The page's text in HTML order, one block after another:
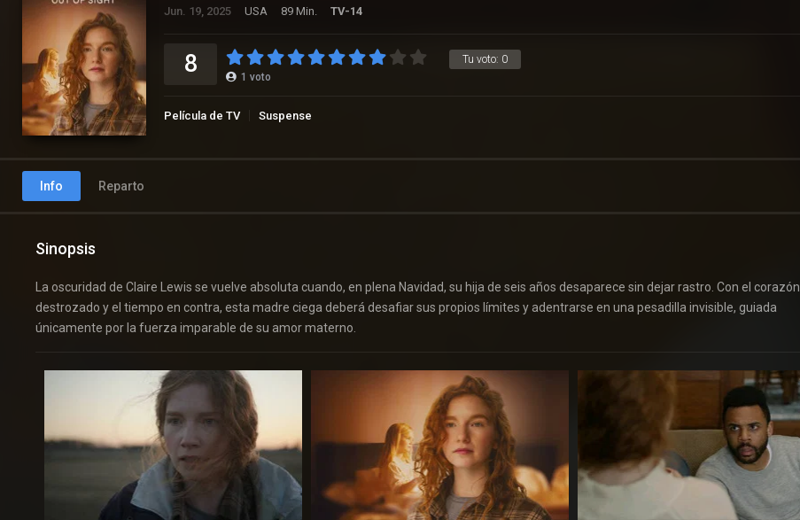
Jun. 19, 2025 USA 89 Min. TV-14
Tu voto: 0
8 1 voto
Película de TV Suspense
Info Reparto
Sinopsis
La oscuridad de Claire Lewis se vuelve absoluta cuando, en plena Navidad, su hija de seis años desaparece sin dejar rastro. Con el corazón
destrozado y el tiempo en contra, esta madre ciega deberá desafiar sus propios límites y adentrarse en una pesadilla invisible, guiada
únicamente por la fuerza imparable de su amor materno.